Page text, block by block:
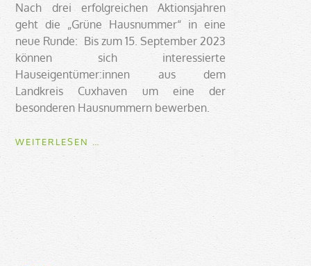
Nach drei erfolgreichen Aktionsjahren
geht die „Grüne Hausnummer“ in eine
neue Runde: Bis zum 15. September 2023
können sich interessierte
Hauseigentümer:innen aus dem
Landkreis Cuxhaven um eine der
besonderen Hausnummern bewerben.
WEITERLESEN …